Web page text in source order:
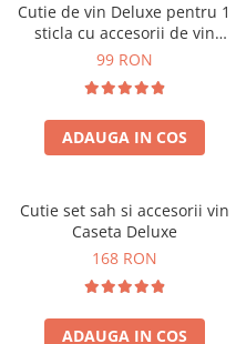
Cutie de vin Deluxe pentru 1
sticla cu accesorii de vin
incluse piele ecologica de
99 RON
ADAUGA IN COS
Cutie set sah si accesorii vin
Caseta Deluxe
168 RON
ADAUGA IN COS